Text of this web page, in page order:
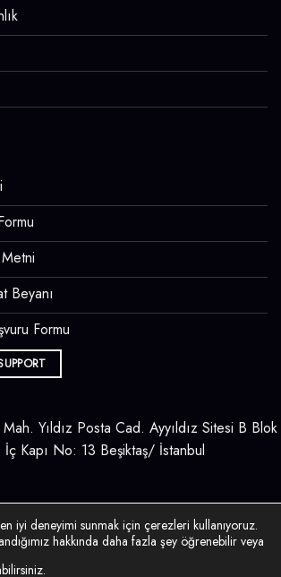
Beyanı
Formu
Yıldız Posta Cad. Ayyıldız Sitesi B Blok
Kapı No: 13 Beşiktaş/ İstanbul
iyi deneyimi sunmak için çerezleri kullanıyoruz.
hakkında daha fazla şey öğrenebilir veya